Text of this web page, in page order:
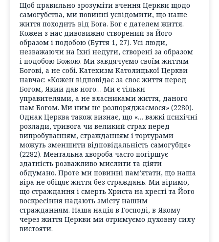
Щоб правильно зрозуміти вчення Церкви щодо
самогубства, ми повинні усвідомити, що наше
життя походить від Бога. Бог є дателем життя.
Кожен з нас дивовижно створений за Його
образом і подобою (Буття 1, 27). Усі люди,
незважаючи на їхні недуги, створені за образом
і подобою Божою. Ми завдячуємо своїм життям
Богові, а не собі. Катехизм Католицької Церкви
навчає: «Кожен відповідає за своє життя перед
Богом, Який дав його… Ми є тільки
управителями, а не власниками життя, даного
нам Богом. Ми ним не розпоряджаємося» (2280).
Однак Церква також визнає, що «… важкі психічні
розлади, тривога чи великий страх перед
випробуванням, стражданням і тортурами
можуть зменшити відповідальність самогубця»
(2282). Ментальна хвороба часто погіршує
здатність розважливо мислити та діяти
обдумано. Проте ми повинні пам’ятати, що наша
віра не обіцяє життя без страждань. Ми віримо,
що страждання і смерть Христа на хресті та Його
воскресіння надають змісту нашим
стражданням. Наша надія в Господі, в Якому
через життя Церкви ми отримуємо духовну силу
вистояти.